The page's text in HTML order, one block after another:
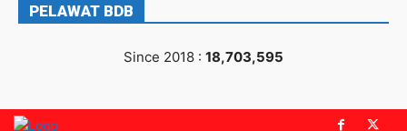
PELAWAT BDB
Since 2018 : 18,703,595